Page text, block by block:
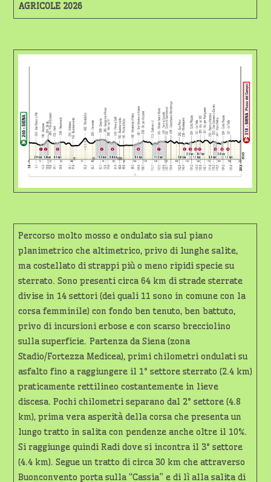
AGRICOLE 2026
Percorso molto mosso e ondulato sia sul piano
planimetrico che altimetrico, privo di lunghe salite,
ma costellato di strappi più o meno ripidi specie su
sterrato. Sono presenti circa 64 km di strade sterrate
divise in 14 settori (dei quali 11 sono in comune con la
corsa femminile) con fondo ben tenuto, ben battuto,
privo di incursioni erbose e con scarso brecciolino
sulla superficie. Partenza da Siena (zona
Stadio/Fortezza Medicea), primi chilometri ondulati su
asfalto fino a raggiungere il 1° settore sterrato (2.4 km)
praticamente rettilineo costantemente in lieve
discesa. Pochi chilometri separano dal 2° settore (4.8
km), prima vera asperità della corsa che presenta un
lungo tratto in salita con pendenze anche oltre il 10%.
Si raggiunge quindi Radi dove si incontra il 3° settore
(4.4 km). Segue un tratto di circa 30 km che attraverso
Buonconvento porta sulla “Cassia” e di lì alla salita di